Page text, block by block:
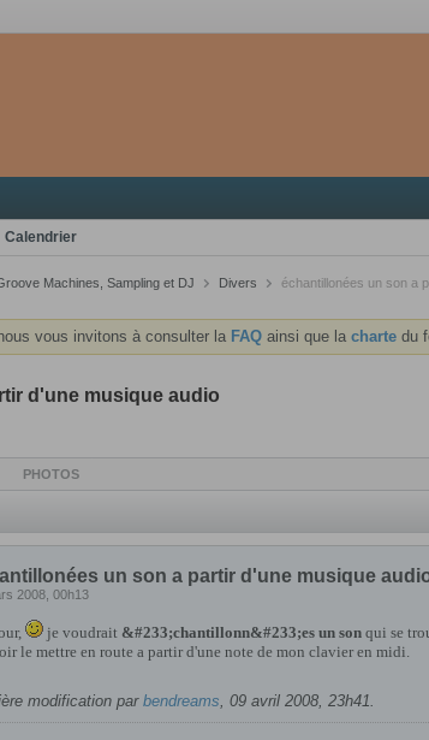
Calendrier
Machines, Sampling et DJ Divers échantillonées un son a
vous invitons à consulter la FAQ ainsi que la charte du
d'une musique audio
PHOTOS
un son a partir d'une musique
2008, 00h13
je voudrait &#233;chantillonn&#233;es un son qui se
le mettre en route a partir d'une note de mon clavier en midi.
modification par bendreams, 09 avril 2008, 23h41.